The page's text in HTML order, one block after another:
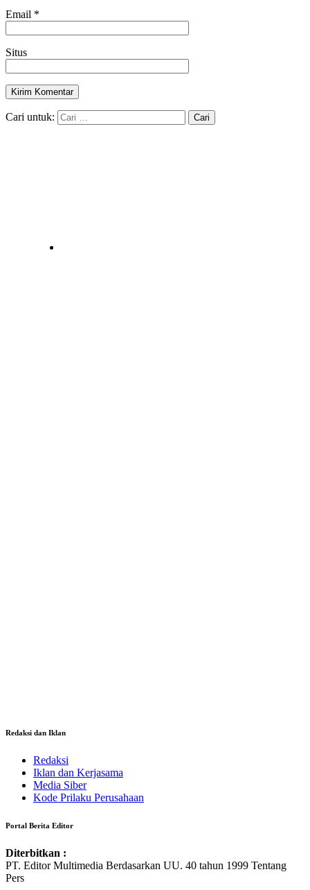
Email *
Situs
Cari untuk:
Redaksi dan Iklan
Redaksi
Iklan dan Kerjasama
Media Siber
Kode Prilaku Perusahaan
Portal Berita Editor
Diterbitkan :
PT. Editor Multimedia Berdasarkan UU. 40 tahun 1999 Tentang
Pers